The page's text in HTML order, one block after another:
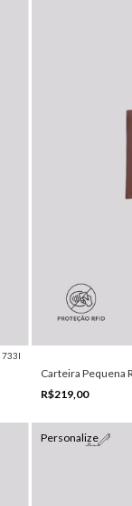
733I
Carteira Pequena
R$219,00
Personalize